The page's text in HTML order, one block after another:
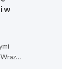
w
Wraz…